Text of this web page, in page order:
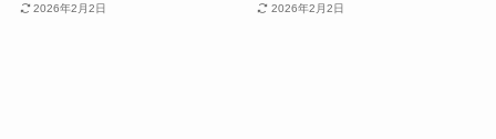
2026年2月2日 2026年2月2日